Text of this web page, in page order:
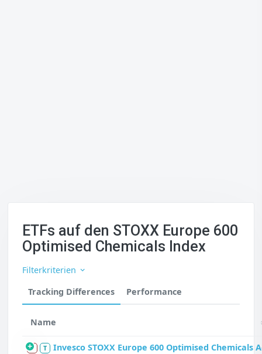
ETFs auf den STOXX Europe 600
Optimised Chemicals Index
Filterkriterien
Tracking Differences
Performance
Name
S T Invesco STOXX Europe 600 Optimised Chemicals